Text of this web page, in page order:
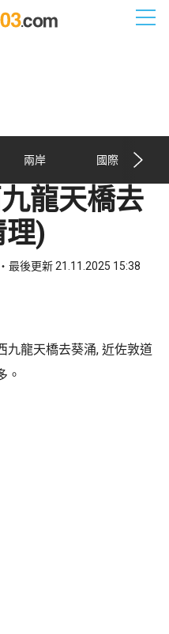
兩岸 國際
龍天橋去
)
最後更新 21.11.2025 15:38
九龍天橋去葵涌, 近佐敦道
。